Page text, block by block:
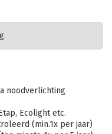
noodverlichting
Ecolight etc.
(min.1x per jaar)